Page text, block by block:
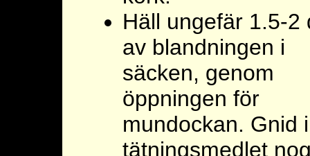
Häll ungefär 1.5-2
av blandningen i
säcken, genom
öppningen för
mundockan. Gnid
tätningsmedlet